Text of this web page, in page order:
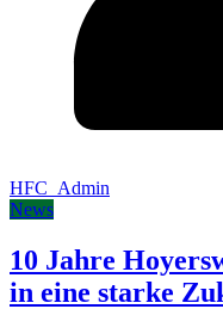
HFC_Admin
News
10 Jahre
in eine starke